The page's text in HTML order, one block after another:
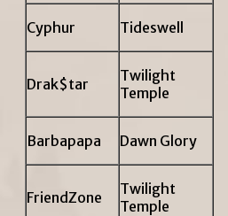
Cyphur Tideswell
Drak$tar
Twilight
Temple
Barbapapa Dawn Glory
FriendZone
Twilight
Temple